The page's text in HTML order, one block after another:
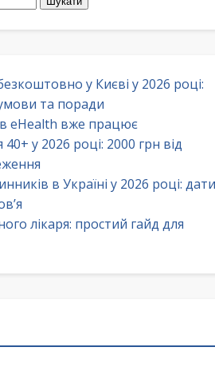
у Києві у 2026 році:
та поради
в eHealth вже працює
40+ у 2026 році: 2000 грн від
в Україні у 2026 році: дати
лікаря: простий гайд для